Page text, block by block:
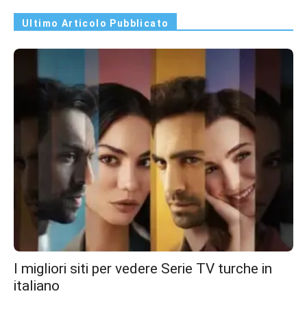
Ultimo Articolo Pubblicato
I migliori siti per vedere Serie TV turche in
italiano